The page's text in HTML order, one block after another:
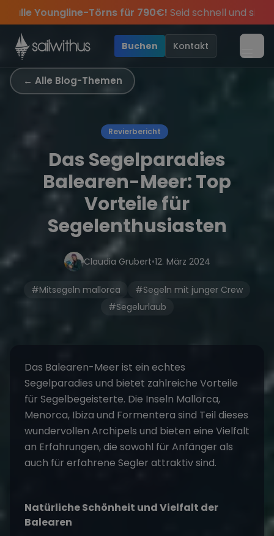
Skip to content
Sichere Dir jetztDein Meilenbuch und Deine
keineTörn-Updates, Insider-Tippsund
Season Closing Party 2026!Die Saison war
Buchen Kontakt
← Alle Blog-Themen
Revierbericht
Das Segelparadies
Balearen-Meer: Top
Vorteile für
Segelenthusiasten
Claudia Grubert•12. März 2024
#Mitsegeln mallorca
#Segeln mit junger Crew
#Segelurlaub
Das Balearen-Meer ist ein echtes
Segelparadies und bietet zahlreiche Vorteile
für Segelbegeisterte. Die Inseln Mallorca,
Menorca, Ibiza und Formentera sind Teil dieses
wundervollen Archipels und bieten eine Vielfalt
an Erfahrungen, die sowohl für Anfänger als
auch für erfahrene Segler attraktiv sind.
Natürliche Schönheit und Vielfalt der
Balearen